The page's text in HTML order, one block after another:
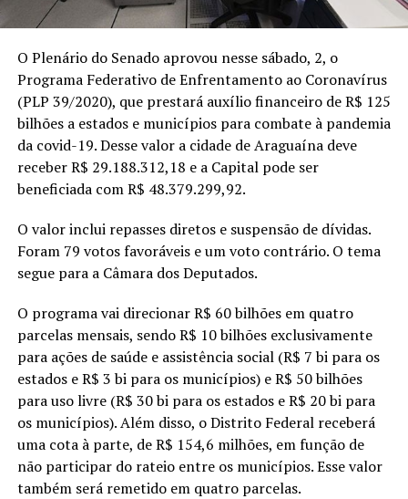
O Plenário do Senado aprovou nesse sábado, 2, o
Programa Federativo de Enfrentamento ao Coronavírus
(PLP 39/2020), que prestará auxílio financeiro de R$ 125
bilhões a estados e municípios para combate à pandemia
da covid-19. Desse valor a cidade de Araguaína deve
receber R$ 29.188.312,18 e a Capital pode ser
beneficiada com R$ 48.379.299,92.
O valor inclui repasses diretos e suspensão de dívidas.
Foram 79 votos favoráveis e um voto contrário. O tema
segue para a Câmara dos Deputados.
O programa vai direcionar R$ 60 bilhões em quatro
parcelas mensais, sendo R$ 10 bilhões exclusivamente
para ações de saúde e assistência social (R$ 7 bi para os
estados e R$ 3 bi para os municípios) e R$ 50 bilhões
para uso livre (R$ 30 bi para os estados e R$ 20 bi para
os municípios). Além disso, o Distrito Federal receberá
uma cota à parte, de R$ 154,6 milhões, em função de
não participar do rateio entre os municípios. Esse valor
também será remetido em quatro parcelas.